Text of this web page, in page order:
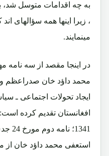
به چه اقدامات متوسل
، زیرا اینها همه سؤالهای
مینمایند.
در اینجا مقصد از سه
محمد داؤد خان صدراعظم
ایجاد تحولات اجتماعی ـ